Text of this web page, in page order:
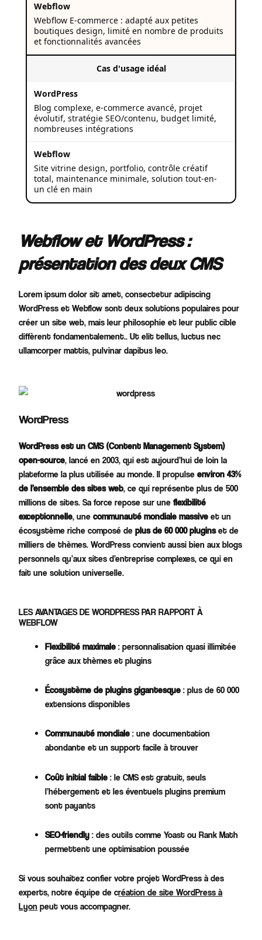
Webflow E-commerce : adapté aux petites
boutiques design, limité en nombre de produits
et fonctionnalités avancées
Cas d'usage idéal
Blog complexe, e-commerce avancé, projet
évolutif, stratégie SEO/contenu, budget limité,
nombreuses intégrations
Site vitrine design, portfolio, contrôle créatif
total, maintenance minimale, solution tout-en-
un clé en main
Webflow et WordPress :
présentation des deux CMS
Lorem ipsum dolor sit amet, consectetur adipiscing
WordPress et Webflow sont deux solutions populaires pour
créer un site web, mais leur philosophie et leur public cible
diffèrent fondamentalement.. Ut elit tellus, luctus nec
ullamcorper mattis, pulvinar dapibus leo.
WordPress
WordPress est un CMS (Content Management System)
open-source, lancé en 2003, qui est aujourd’hui de loin la
plateforme la plus utilisée au monde. Il propulseenviron 43%
de l’ensemble des sites web, ce qui représente plus de 500
millions de sites. Sa force repose sur uneflexibilité
exceptionnelle, unecommunauté mondiale massive et un
écosystème riche composé deplus de 60 000 pluginset de
milliers de thèmes. WordPress convient aussi bien aux blogs
personnels qu’aux sites d’entreprise complexes, ce qui en
fait une solution universelle.
LES AVANTAGES DE WORDPRESS PAR RAPPORT À
WEBFLOW
Flexibilité maximale : personnalisation quasi illimitée
grâce aux thèmes et plugins
Écosystème de plugins gigantesque : plus de 60 000
extensions disponibles​
Communauté mondiale : une documentation
abondante et un support facile à trouver
Coût initial faible : le CMS est gratuit, seuls
l’hébergement et les éventuels plugins premium
sont payants
SEO-friendly : des outils comme Yoast ou Rank Math
permettent une optimisation poussée​
Si vous souhaitez confier votre projet WordPress à des
experts, notre équipe decréation de site WordPress à
Lyon peut vous accompagner.